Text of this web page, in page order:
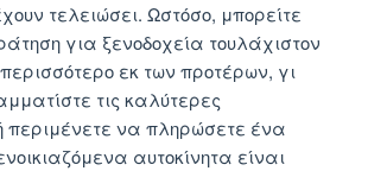
τελειώσει. Ωστόσο, μπορείτε
για ξενοδοχεία τουλάχιστον
εκ των προτέρων, γι
τις καλύτερες
περιμένετε να πληρώσετε ένα
αυτοκίνητα είναι